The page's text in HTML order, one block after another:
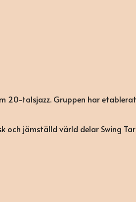
20-talsjazz. Gruppen har
jämställd värld delar Swing